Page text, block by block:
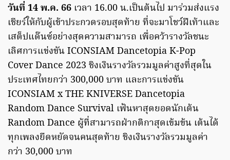
วันที่ 14 พ.ค. 66 เวลา 16.00 น.เป็นต้นไป มาร่วมส่งแรง
เชียร์ให้กับผู้เข้าประกวดรอบสุดท้าย ที่จะมาโชว์ฝีเท้าและ
เสต็ปแด๊นซ์อย่างสุดความสามารถ เพื่อคว้ารางวัลชนะ
เลิศการแข่งขัน ICONSIAM Dancetopia K-Pop
Cover Dance 2023 ชิงเงินรางวัลรวมมูลค่าสูงที่สุดใน
ประเทศไทยกว่า 300,000 บาท และการแข่งขัน
ICONSIAM x THE KNIVERSE Dancetopia
Random Dance Survival เฟ้นหาสุดยอดนักเต้น
Random Dance ผู้ที่สามารถฝ่ากติกาสุดเข้มข้น เต้นได้
ทุกเพลงยืดหยัดจนคนสุดท้าย ชิงเงินรางวัลรวมมูลค่า
กว่า 30,000 บาท